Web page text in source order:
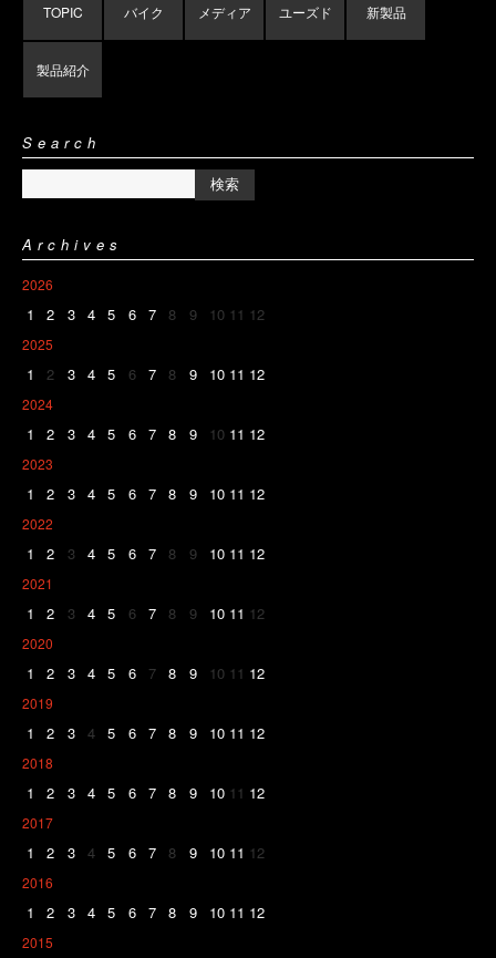
TOPIC バイク メディア ユーズド 新製品
製品紹介
Search
Archives
2026
1 2 3 4 5 6 7 8 9 10 11 12
2025
1 2 3 4 5 6 7 8 9 10 11 12
2024
1 2 3 4 5 6 7 8 9 10 11 12
2023
1 2 3 4 5 6 7 8 9 10 11 12
2022
1 2 3 4 5 6 7 8 9 10 11 12
2021
1 2 3 4 5 6 7 8 9 10 11 12
2020
1 2 3 4 5 6 7 8 9 10 11 12
2019
1 2 3 4 5 6 7 8 9 10 11 12
2018
1 2 3 4 5 6 7 8 9 10 11 12
2017
1 2 3 4 5 6 7 8 9 10 11 12
2016
1 2 3 4 5 6 7 8 9 10 11 12
2015